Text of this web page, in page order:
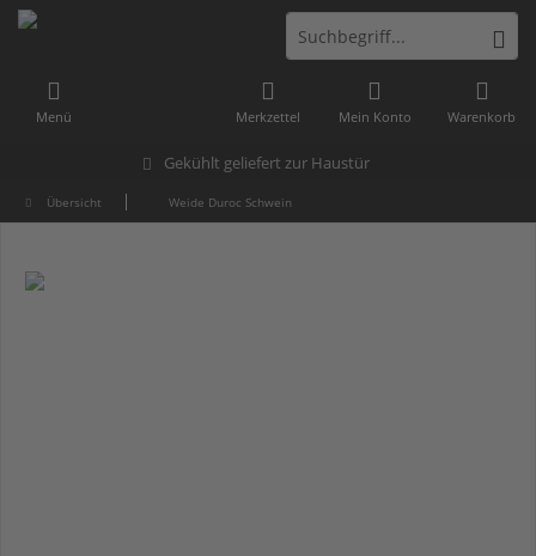
Gekühlt geliefert zur Haustür
Menü Warenkorb
Merkzettel Mein Konto
Übersicht Weide Duroc Schwein